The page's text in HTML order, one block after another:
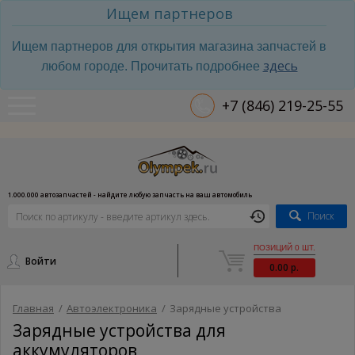
Ищем партнеров
Ищем партнеров для открытия магазина запчастей в
любом городе. Прочитать подробнее здесь
+7 (846) 219-25-55
1.000.000 автозапчастей - найдите любую запчасть на ваш автомобиль
Поиск
Войти
ПОЗИЦИЙ 0 ШТ.
0.00 р.
Главная / Автоэлектроника / Зарядные устройства
Зарядные устройства для
аккумуляторов